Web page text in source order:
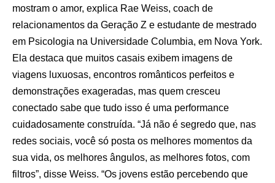
mostram o amor, explica Rae Weiss, coach de
relacionamentos da Geração Z e estudante de mestrado
em Psicologia na Universidade Columbia, em Nova York.
Ela destaca que muitos casais exibem imagens de
viagens luxuosas, encontros românticos perfeitos e
demonstrações exageradas, mas quem cresceu
conectado sabe que tudo isso é uma performance
cuidadosamente construída. “Já não é segredo que, nas
redes sociais, você só posta os melhores momentos da
sua vida, os melhores ângulos, as melhores fotos, com
filtros”, disse Weiss. “Os jovens estão percebendo que